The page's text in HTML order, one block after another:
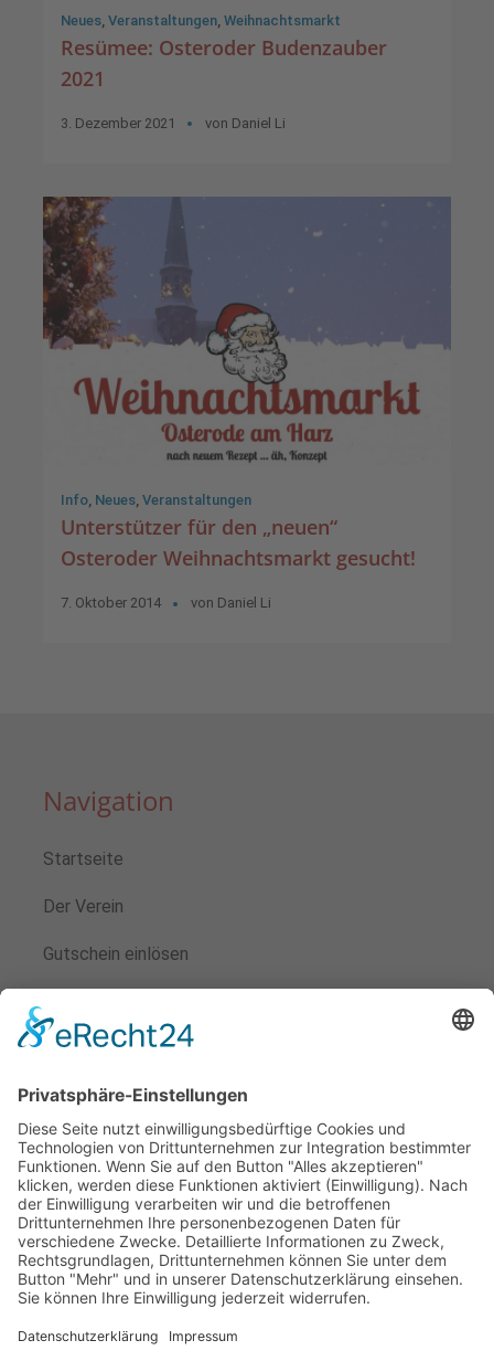
Neues Veranstaltungen Weihnachtsmarkt
Resümee: Osteroder Budenzauber
2021
3. Dezember 2021 von Daniel Li
Info Neues Veranstaltungen
Unterstützer für den „neuen“
Osteroder Weihnachtsmarkt gesucht!
7. Oktober 2014 von Daniel Li
Navigation
Startseite
Der Verein
Gutschein einlösen
Kontakt
Mitglied werden
Satzung
Beitragsordnung
Aufnahmeantrag